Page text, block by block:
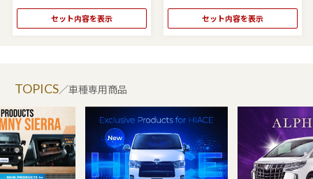
セット内容を表示 セット内容を表示
／車種専用商品